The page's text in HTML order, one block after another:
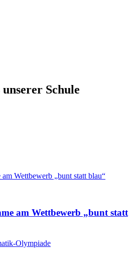
Schule
am Wettbewerb „bunt statt